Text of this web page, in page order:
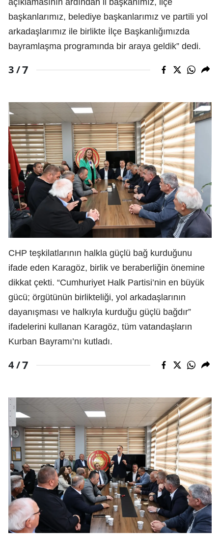
açıklamasının ardından il başkanımız, ilçe
başkanlarımız, belediye başkanlarımız ve partili yol
arkadaşlarımız ile birlikte İlçe Başkanlığımızda
bayramlaşma programında bir araya geldik” dedi.
3 /7
CHP teşkilatlarının halkla güçlü bağ kurduğunu
ifade eden Karagöz, birlik ve beraberliğin önemine
dikkat çekti. “Cumhuriyet Halk Partisi’nin en büyük
gücü; örgütünün birlikteliği, yol arkadaşlarının
dayanışması ve halkıyla kurduğu güçlü bağdır”
ifadelerini kullanan Karagöz, tüm vatandaşların
Kurban Bayramı’nı kutladı.
4 /7